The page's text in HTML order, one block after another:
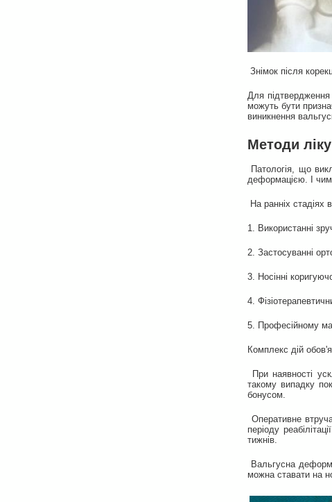
Знімок після
Для
можуть бути
виникнення
Методи
Патологія, що
деформацією. І чим
На ранніх стадіях
1. Використанні
2. Застосуванні
3. Носінні
4.
5. Професійному
Комплекс дій
При наявності
такому випадку
бонусом.
Оперативне
періоду
тижнів.
Вальгусна
можна ставати на